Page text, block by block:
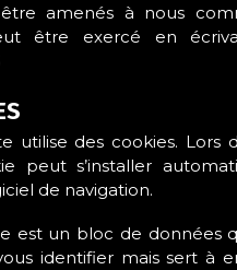
amenés à nous
être exercé en
utilise des cookies. Lors
peut s’installer
de navigation.
est un bloc de données
identifier mais sert à